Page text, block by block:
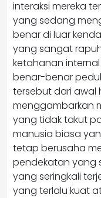
interaksi mereka
yang sedang
benar di luar
yang sangat
ketahanan
benar-benar
tersebut dari awal
menggambarkan
yang tidak takut
manusia biasa
tetap berusaha
pendekatan yang
yang seringkali
yang terlalu kuat